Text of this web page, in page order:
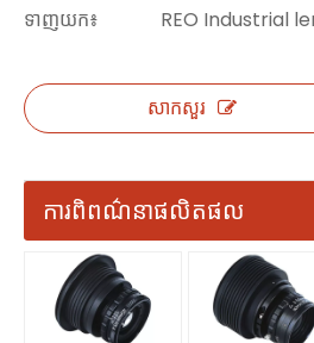
ទាញយក៖
REO Industrial
សាកសួរ
ការពិពណ៌នាផលិតផល